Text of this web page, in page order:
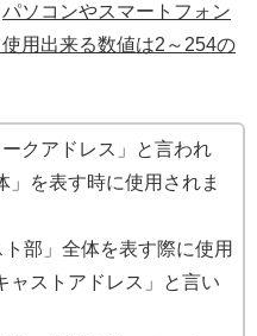
パソコンやスマートフォン
用出来る数値は2～254の
ークアドレス」と言われ
」を表す時に使用されま
部」全体を表す際に使用
ャストアドレス」と言い